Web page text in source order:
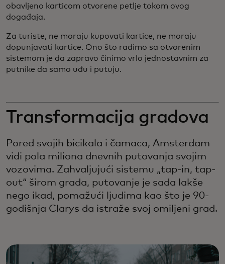
obavljeno karticom otvorene petlje tokom ovog
događaja.
Za turiste, ne moraju kupovati kartice, ne moraju
dopunjavati kartice. Ono što radimo sa otvorenim
sistemom je da zapravo činimo vrlo jednostavnim za
putnike da samo uđu i putuju.
Transformacija gradova
Pored svojih bicikala i čamaca, Amsterdam
vidi pola miliona dnevnih putovanja svojim
vozovima. Zahvaljujući sistemu „tap-in, tap-
out“ širom grada, putovanje je sada lakše
nego ikad, pomažući ljudima kao što je 90-
godišnja Clarys da istraže svoj omiljeni grad.